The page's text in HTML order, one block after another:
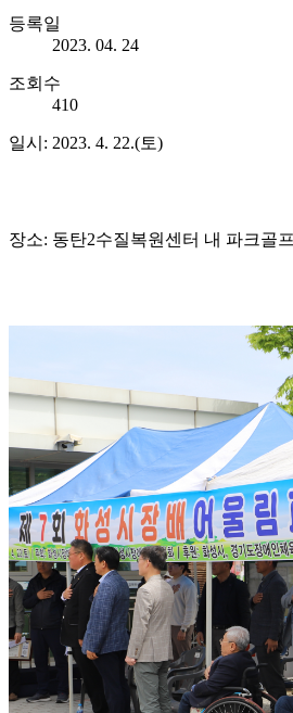
등록일
2023. 04. 24
조회수
410
일시: 2023. 4. 22.(토)
장소: 동탄2수질복원센터 내 파크골